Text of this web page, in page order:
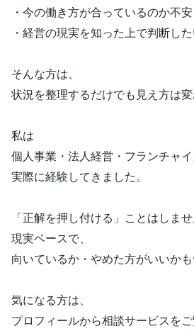
・今の働き方が合っているのか不安
・経営の現実を知った上で判断し
そんな方は、
状況を整理するだけでも見え方は変
私は
個人事業・法人経営・フランチャ
実際に経験してきました。
「正解を押し付ける」ことはしませ
現実ベースで、
向いているか・やめた方がいいかも
気になる方は、
プロフィールから相談サービスをご